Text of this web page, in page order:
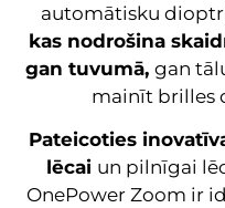
automātisku
kas nodrošina
gan tuvumā, gan
mainīt brilles
Pateicoties
lēcai un pilnīgai
OnePower Zoom ir